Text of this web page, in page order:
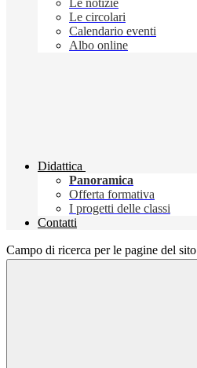
Le notizie
Le circolari
Calendario eventi
Albo online
Didattica
Panoramica
Offerta formativa
I progetti delle classi
Contatti
Campo di ricerca per le pagine del sito